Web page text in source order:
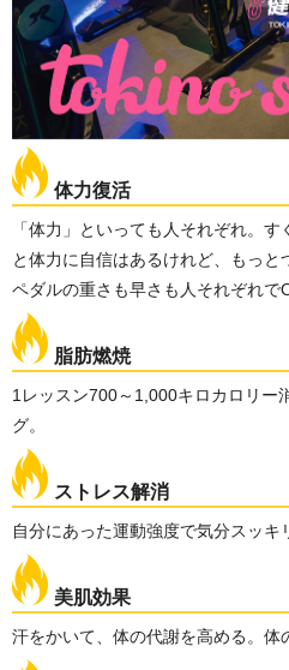
体力復活
「体力」といっても人それぞれ。
と体力に自信はあるけれど、もっと
ペダルの重さも早さも人それぞれで
脂肪燃焼
1レッスン700～1,000キロカロリー
グ。
ストレス解消
自分にあった運動強度で気分スッキ
美肌効果
汗をかいて、体の代謝を高める。体